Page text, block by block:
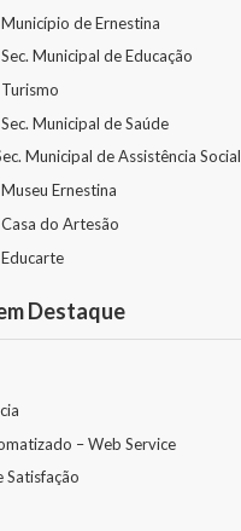
de Ernestina
Municipal de Educação
Municipal de Saúde
Municipal de Assistência Social
Ernestina
do Artesão
Destaque
– Web Service
Satisfação